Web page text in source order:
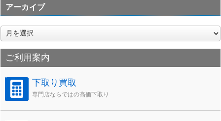
アーカイブ
ア
ー
カ
イ
ブ
ご利用案内
下取り買取
専門店ならではの高価下取り